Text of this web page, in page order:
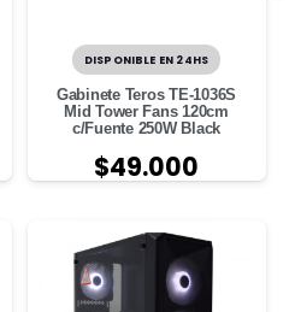
DISPONIBLE EN 24HS
Gabinete Teros TE-1036S
Mid Tower Fans 120cm
c/Fuente 250W Black
$49.000